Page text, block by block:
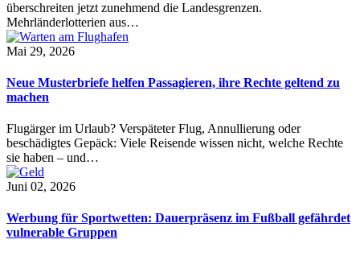
überschreiten jetzt zunehmend die Landesgrenzen.
Mehrländerlotterien aus…
Mai 29, 2026
Neue Musterbriefe helfen Passagieren, ihre Rechte geltend zu
machen
Flugärger im Urlaub? Verspäteter Flug, Annullierung oder
beschädigtes Gepäck: Viele Reisende wissen nicht, welche Rechte
sie haben – und…
Juni 02, 2026
Werbung für Sportwetten: Dauerpräsenz im Fußball gefährdet
vulnerable Gruppen